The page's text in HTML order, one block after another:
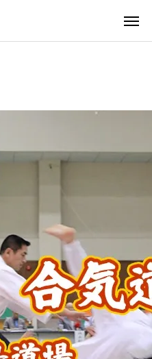
体験・見学につ